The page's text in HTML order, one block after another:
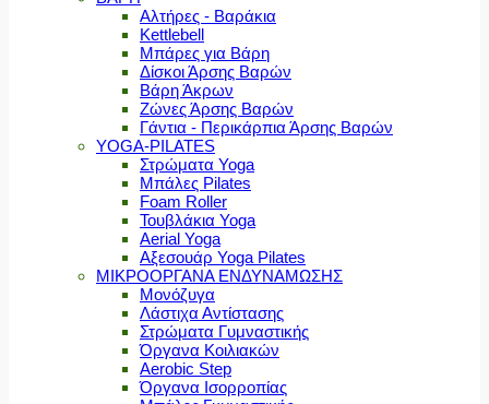
Αλτήρες - Βαράκια
Kettlebell
Μπάρες για Βάρη
Δίσκοι Άρσης Βαρών
Βάρη Άκρων
Ζώνες Άρσης Βαρών
Γάντια - Περικάρπια Άρσης Βαρών
YOGA-PILATES
Στρώματα Yoga
Μπάλες Pilates
Foam Roller
Τουβλάκια Yoga
Aerial Yoga
Αξεσουάρ Yoga Pilates
ΜΙΚΡΟΟΡΓΑΝΑ ΕΝΔΥΝΑΜΩΣΗΣ
Μονόζυγα
Λάστιχα Αντίστασης
Στρώματα Γυμναστικής
Όργανα Κοιλιακών
Aerobic Step
Όργανα Ισορροπίας